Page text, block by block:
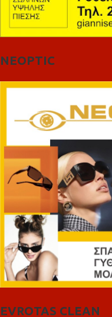
NEOPTIC
EVROTAS CLEAN